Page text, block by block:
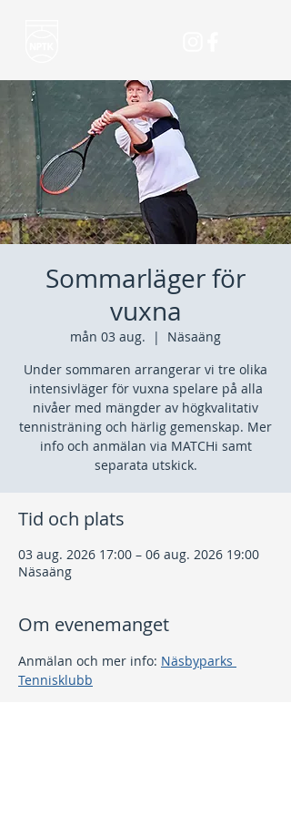
Sommarläger för
vuxna
mån 03 aug.
  |
Näsaäng
Under sommaren arrangerar vi tre olika
intensivläger för vuxna spelare på alla
nivåer med mängder av högkvalitativ
tennisträning och härlig gemenskap. Mer
info och anmälan via MATCHi samt
separata utskick.
Tid och plats
03 aug. 2026 17:00 – 06 aug. 2026 19:00
Näsaäng
Om evenemanget
Anmälan och mer info: Näsbyparks
Tennisklubb